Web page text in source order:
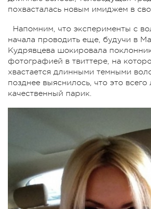
похвасталась новым имиджем в
Напомним, что эксперименты с
начала проводить еще, будучи в
Кудрявцева шокировала
фотографией в твиттере, на
хвастается длинными темными
позднее выяснилось, что это
качественный парик.